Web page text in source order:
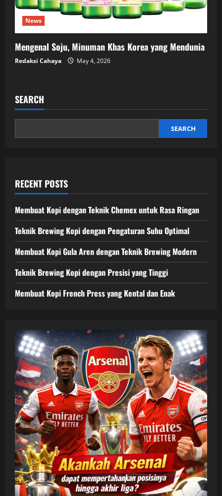
News
Mengenal Soju, Minuman Khas Korea yang Mendunia
Redaksi Cahaya May 4, 2026
SEARCH
SEARCH
RECENT POSTS
Membuat Kopi dengan Teknik Chemex untuk Rasa Ringan
Teknik Brewing Kopi dengan Pengaturan Suhu Optimal
Membuat Kopi Gula Aren dengan Teknik Brewing Modern
Teknik Brewing Kopi dengan Presisi yang Tinggi
Membuat Kopi French Press yang Kental dan Enak